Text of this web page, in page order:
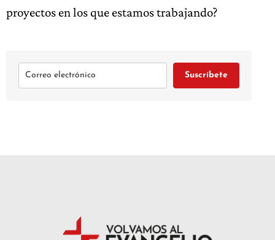
proyectos en los que estamos trabajando?
Suscríbete